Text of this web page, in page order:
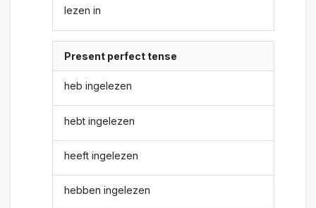
lezen in
Present perfect tense
heb ingelezen
hebt ingelezen
heeft ingelezen
hebben ingelezen